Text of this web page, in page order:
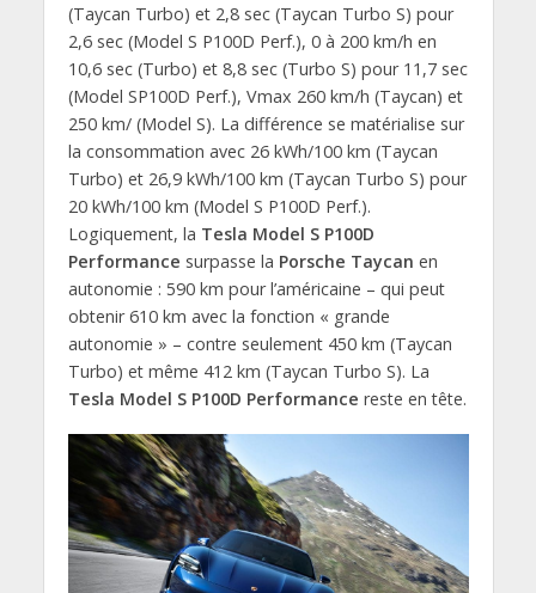
(Taycan Turbo) et 2,8 sec (Taycan Turbo S) pour
2,6 sec (Model S P100D Perf.), 0 à 200 km/h en
10,6 sec (Turbo) et 8,8 sec (Turbo S) pour 11,7 sec
(Model SP100D Perf.), Vmax 260 km/h (Taycan) et
250 km/ (Model S). La différence se matérialise sur
la consommation avec 26 kWh/100 km (Taycan
Turbo) et 26,9 kWh/100 km (Taycan Turbo S) pour
20 kWh/100 km (Model S P100D Perf.).
Logiquement, la Tesla Model S P100D
Performance surpasse la Porsche Taycan en
autonomie : 590 km pour l’américaine – qui peut
obtenir 610 km avec la fonction « grande
autonomie » – contre seulement 450 km (Taycan
Turbo) et même 412 km (Taycan Turbo S). La
Tesla Model S P100D Performance reste en tête.